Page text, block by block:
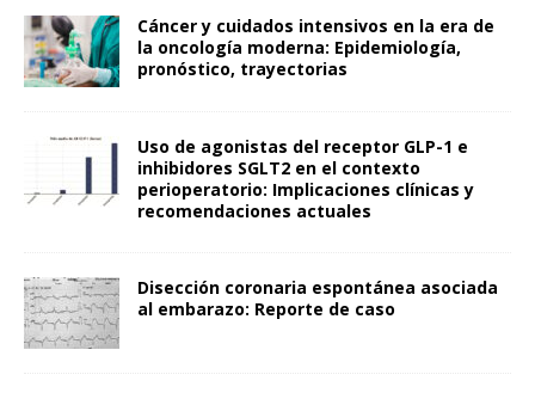
Cáncer y cuidados intensivos en la era de
la oncología moderna: Epidemiología,
pronóstico, trayectorias
Uso de agonistas del receptor GLP-1 e
inhibidores SGLT2 en el contexto
perioperatorio: Implicaciones clínicas y
recomendaciones actuales
Disección coronaria espontánea asociada
al embarazo: Reporte de caso